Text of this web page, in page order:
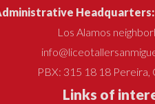
Headquarters:
Los Alamos
PBX: 315 18 18 Pereira,
Links of